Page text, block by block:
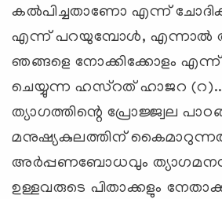
കല്‍പിച്ചതാണോ എന്ന്
എന്ന് പറയുമ്പോള്‍, എന്നാല്‍
ഞങ്ങളെ നോക്കിക്കോളം
ചെയ്യുന്ന ഹസ്റത് ഹാജറ (റ)...
ത്യാഗത്തിന്റെ പ്രോജ്ജ്വല
മനുഷ്യകുലത്തിന്
അര്‍പ്പണബോധവും
ഉള്ളവരുടെ പിതാക്കളും